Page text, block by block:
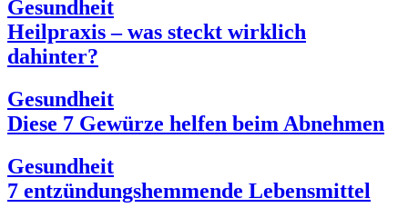
Gesundheit
Heilpraxis – was steckt wirklich
dahinter?
Gesundheit
Diese 7 Gewürze helfen beim Abnehmen
Gesundheit
7 entzündungshemmende Lebensmittel